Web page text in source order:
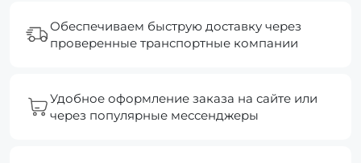
Обеспечиваем быструю доставку через
проверенные транспортные компании
Удобное оформление заказа на сайте или
через популярные мессенджеры